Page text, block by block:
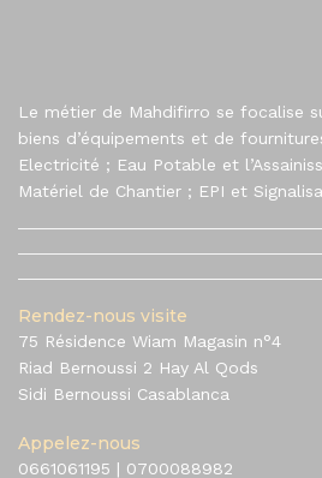
Le métier de Mahdifirro se focalise
biens d’équipements et de
Electricité ; Eau Potable et
Matériel de Chantier ; EPI et
Rendez-nous visite
75 Résidence Wiam Magasin n°4
Riad Bernoussi 2 Hay Al Qods
Sidi Bernoussi Casablanca
Appelez-nous
0661061195 | 0700088982